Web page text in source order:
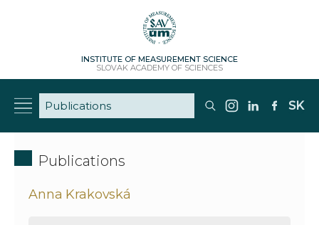
INSTITUTE OF MEASUREMENT SCIENCE
SLOVAK ACADEMY OF SCIENCES
SK
Publications
Anna Krakovská